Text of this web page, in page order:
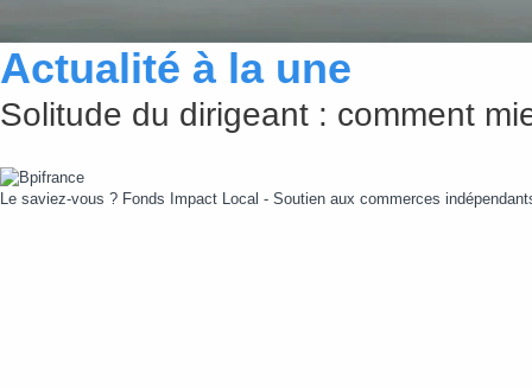
Actualité à la une
Solitude du dirigeant : comment
Le saviez-vous ? Fonds Impact Local - Soutien aux commerces